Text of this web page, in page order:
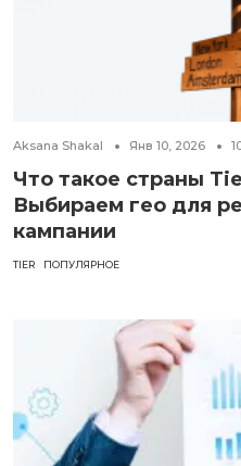
Aksana Shakal Янв 10, 2026
Что такое страны
Выбираем гео для
кампании
TIER ПОПУЛЯРНОЕ